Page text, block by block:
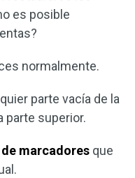
es posible
normalmente.
parte vacía de la
parte superior.
marcadores que